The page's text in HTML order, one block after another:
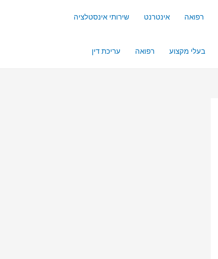
רפואה אינטרנט שירותי אינסטלציה
בעלי מקצוע רפואה עריכת דין